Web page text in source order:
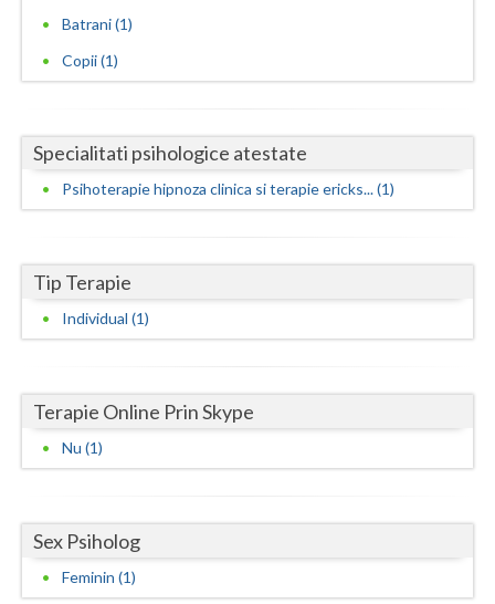
Ialomita
Maramures
Mehedinti
Neamt
Olt
Satu-Mare
Suceava
Batrani (1)
Copii (1)
Specialitati psihologice atestate
Psihoterapie hipnoza clinica si terapie ericks... (1)
Tip Terapie
Individual (1)
Terapie Online Prin Skype
Nu (1)
Sex Psiholog
Feminin (1)